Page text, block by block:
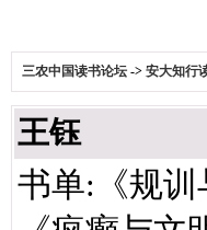
三农中国读书论坛 -> 安大知行
王钰
书单:《规训